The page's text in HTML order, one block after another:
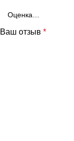
Ваш отзыв *